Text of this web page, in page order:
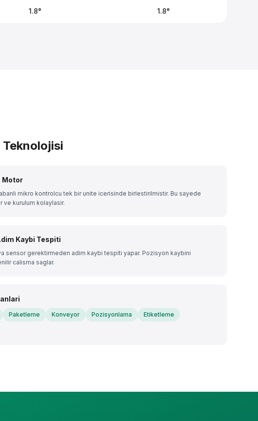
1.8° 1.8°
Teknolojisi
Motor
mikro kontrolcu tek bir unite icerisinde birlestirilmistir. Bu sayede
ve kurulum kolaylasir.
Kaybi Tespiti
sensor gerektirmeden adim kaybi tespiti yapar. Pozisyon kaybini
calisma saglar.
Paketleme Konveyor Pozisyonlama
Etiketleme